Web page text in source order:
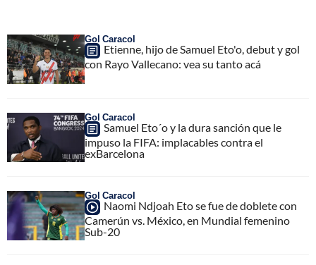
Gol Caracol
Etienne, hijo de Samuel Eto'o, debut y gol
con Rayo Vallecano: vea su tanto acá
Gol Caracol
Samuel Eto´o y la dura sanción que le
impuso la FIFA: implacables contra el
exBarcelona
Gol Caracol
Naomi Ndjoah Eto se fue de doblete con
Camerún vs. México, en Mundial femenino
Sub-20